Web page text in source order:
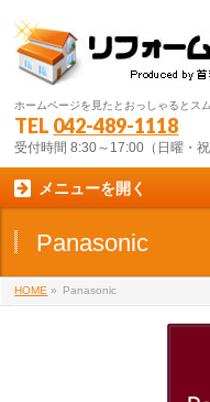
ホームページを見たとおっしゃるとス
TEL 042-489-1118
受付時間 8:30～17:00（日曜・
メニューを開く
Panasonic
HOME » Panasonic